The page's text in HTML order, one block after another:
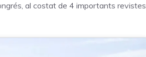
al costat de 4 importants revistes